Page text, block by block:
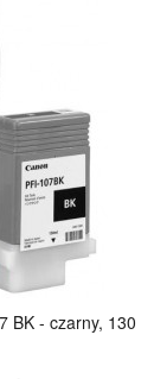
BK - czarny, 130